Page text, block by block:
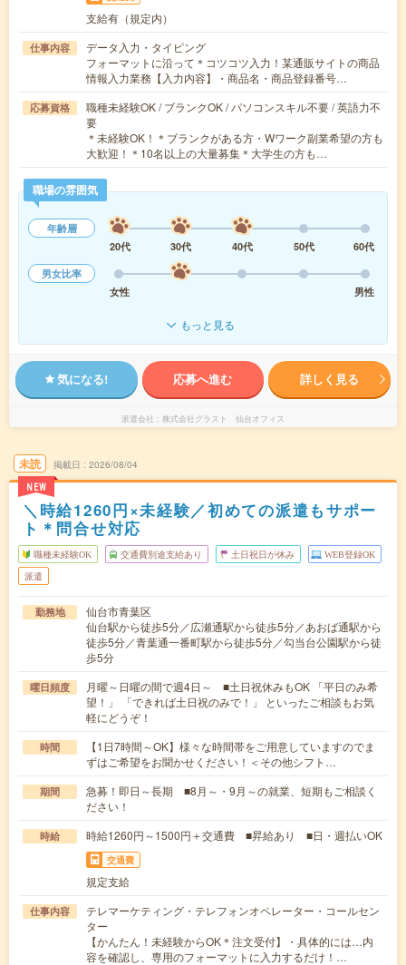
支給有（規定内）
仕事内容
データ入力・タイピング
フォーマットに沿って＊コツコツ入力！某通販サイトの商品
情報入力業務【入力内容】・商品名・商品登録番号…
応募資格
職種未経験OK / ブランクOK / パソコンスキル不要 / 英語力不
要
＊未経験OK！＊ブランクがある方・Wワーク副業希望の方も
大歓迎！＊10名以上の大量募集＊大学生の方も…
職場の雰囲気
年齢層
20代
30代 40代 50代
60代
男女比率
女性
男性
もっと見る
気になる! 応募へ進む 詳しく見る
派遣会社 株式会社グラスト 仙台オフィス
未読
NEW
掲載日 2026/08/04
＼時給1260円×未経験／初めての派遣もサポー
ト＊問合せ対応
職種未経験OK 交通費別途支給あり 土日祝日が休み WEB登録OK
派遣
勤務地
仙台市青葉区
仙台駅から徒歩5分／広瀬通駅から徒歩5分／あおば通駅から
徒歩5分／青葉通一番町駅から徒歩5分／勾当台公園駅から徒
歩5分
曜日頻度
月曜～日曜の間で週4日～ ■土日祝休みもOK 「平日のみ希
望！」 「できれば土日祝のみで！」 といったご相談もお気
軽にどうぞ！
時間
【1日7時間～OK】様々な時間帯をご用意していますのでま
ずはご希望をお聞かせください！＜その他シフト…
期間
急募！即日～長期 ■8月～・9月～の就業、短期もご相談く
ださい！
時給 時給1260円～1500円＋交通費 ■昇給あり ■日・週払いOK
交通費
規定支給
仕事内容
テレマーケティング・テレフォンオペレーター・コールセン
ター
【かんたん！未経験からOK＊注文受付】・具体的には…内
容を確認し、専用のフォーマットに入力するだけ！…